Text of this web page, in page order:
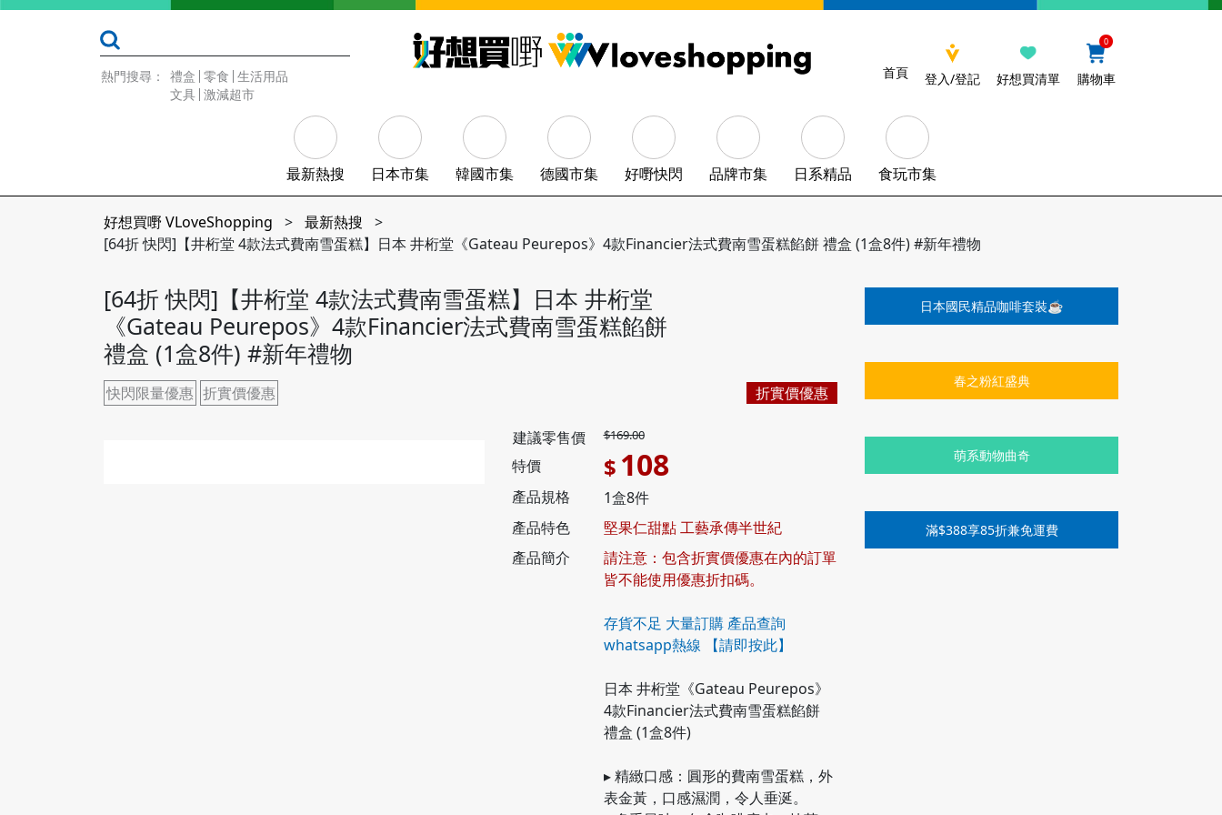
熱門搜尋： 禮盒 零食 生活用品
文具 激減超市
首頁 登入/登記 好想買清單
0
購物車
最新熱搜 日本市集 韓國市集 德國市集 好嘢快閃 品牌市集 日系精品 食玩市集
好想買嘢 VLoveShopping > 最新熱搜
>
[64折 快閃]【井桁堂 4款法式費南雪蛋糕】日本 井桁堂《Gateau Peurepos》4款Financier法式費南雪蛋糕餡餅 禮盒 (1盒8件) #新年禮物
[64折 快閃]【井桁堂 4款法式費南雪蛋糕】日本 井桁堂
《Gateau Peurepos》4款Financier法式費南雪蛋糕餡餅
禮盒 (1盒8件) #新年禮物
快閃限量優惠 折實價優惠 折實價優惠
建議零售價 $169.00
特價 $ 108
產品規格
1盒8件
產品特色
堅果仁甜點 工藝承傳半世紀
產品簡介
請注意：包含折實價優惠在內的訂單
皆不能使用優惠折扣碼。
存貨不足 大量訂購 產品查詢
whatsapp熱線
【請即按此】
日本 井桁堂《Gateau Peurepos》
4款Financier法式費南雪蛋糕餡餅
禮盒 (1盒8件)
▸ 精緻口感：圓形的費南雪蛋糕，外
表金黃，口感濕潤，令人垂涎。
日本國民精品咖啡套裝☕️
春之粉紅盛典
萌系動物曲奇
滿$388享85折兼免運費